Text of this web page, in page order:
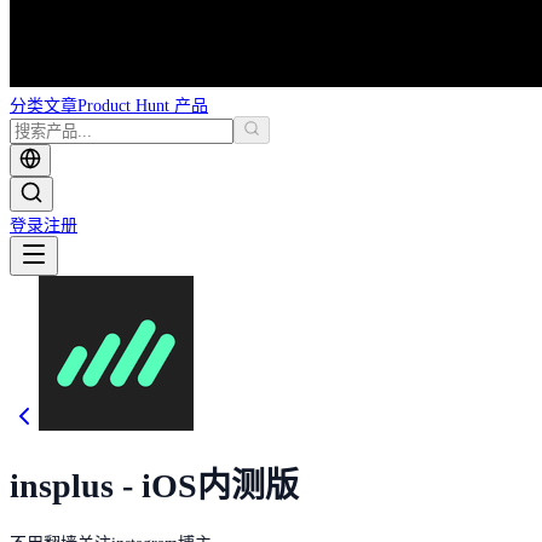
分类文章Product Hunt 产品
登录注册
insplus - iOS内测版